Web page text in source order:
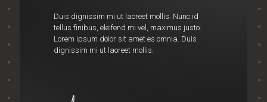
Duis dignissim mi ut laoreet mollis. Nunc id
tellus finibus, eleifend mi vel, maximus justo.
Lorem ipsum dolor sit amet es omnia. Duis
dignissim mi ut laoreet mollis.